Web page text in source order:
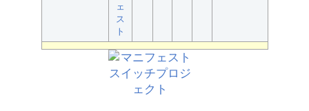
ェ
ス
ト